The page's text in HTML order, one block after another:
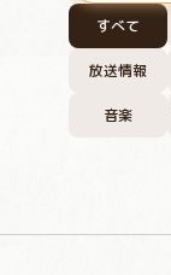
すべて
放送情報
音楽